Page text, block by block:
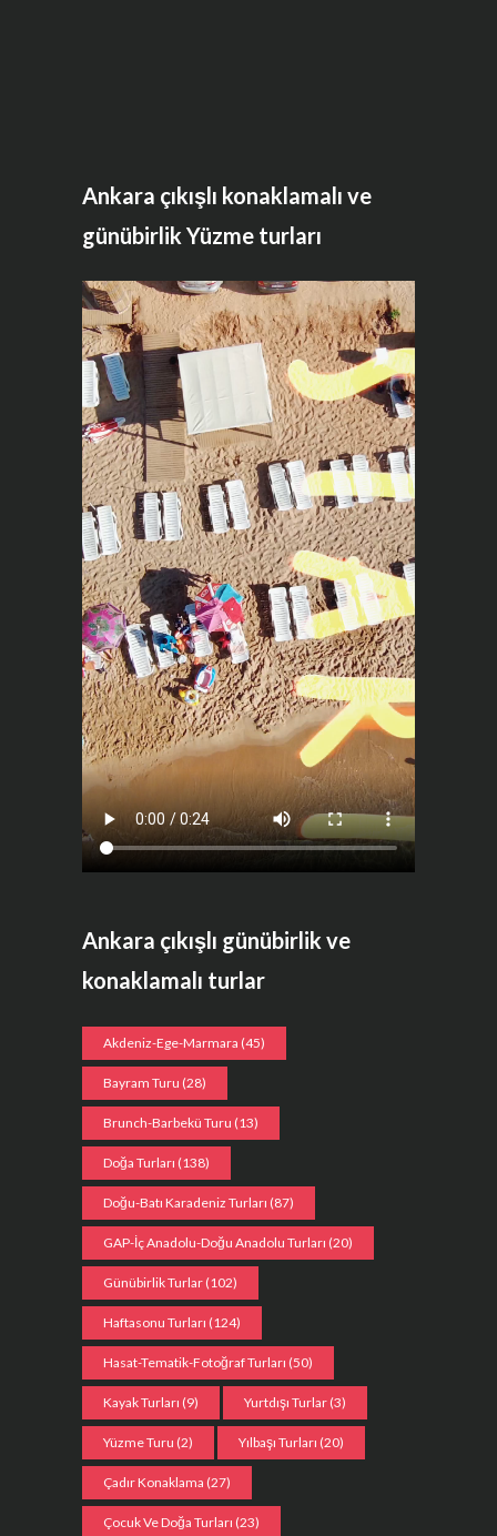
Ankara çıkışlı konaklamalı ve
günübirlik Yüzme turları
Ankara çıkışlı günübirlik ve
konaklamalı turlar
Akdeniz-Ege-Marmara (45)
Bayram Turu (28)
Brunch-Barbekü Turu (13)
Doğa Turları (138)
Doğu-Batı Karadeniz Turları (87)
GAP-İç Anadolu-Doğu Anadolu Turları (20)
Günübirlik Turlar (102)
Haftasonu Turları (124)
Hasat-Tematik-Fotoğraf Turları (50)
Kayak Turları (9) Yurtdışı Turlar (3)
Yüzme Turu (2) Yılbaşı Turları (20)
Çadır Konaklama (27)
Çocuk Ve Doğa Turları (23)